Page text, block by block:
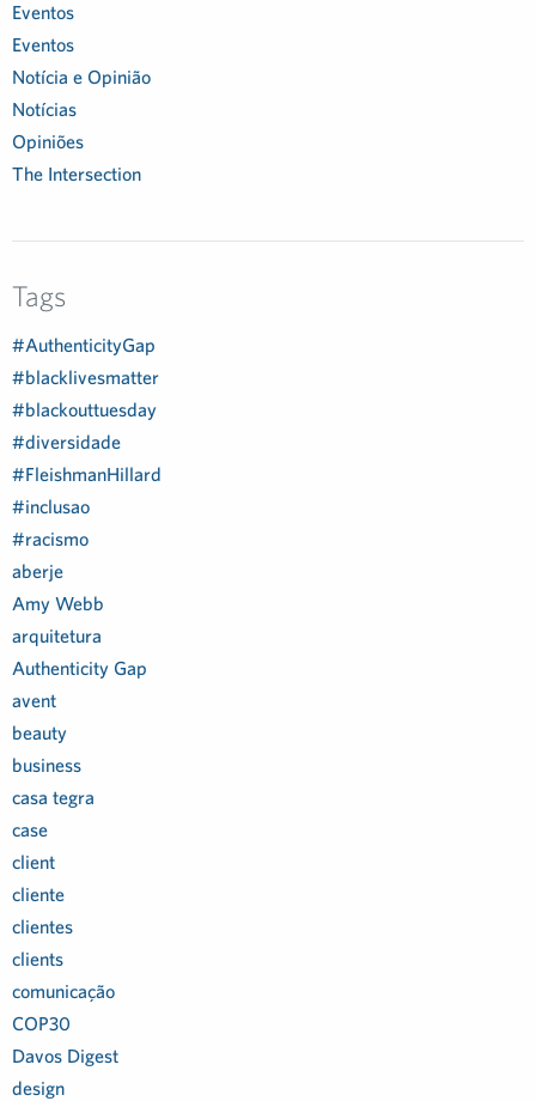
Eventos
Eventos
Notícia e Opinião
Notícias
Opiniões
The Intersection
Tags
#AuthenticityGap
#blacklivesmatter
#blackouttuesday
#diversidade
#FleishmanHillard
#inclusao
#racismo
aberje
Amy Webb
arquitetura
Authenticity Gap
avent
beauty
business
casa tegra
case
client
cliente
clientes
clients
comunicação
COP30
Davos Digest
design